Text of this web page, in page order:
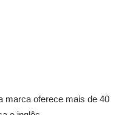
marca oferece mais de 40